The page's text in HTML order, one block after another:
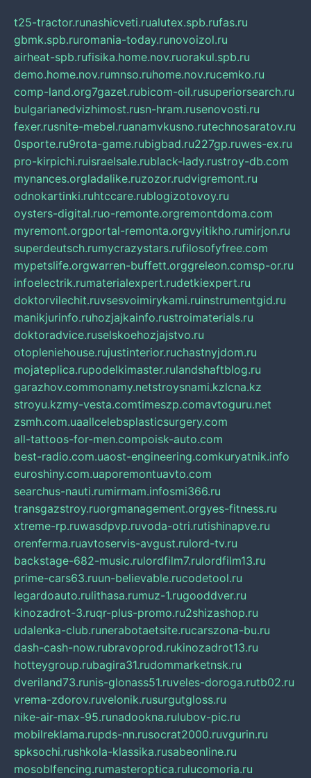
t25-tractor.runashicveti.rualutex.spb.rufas.ru
gbmk.spb.ruromania-today.runovoizol.ru
airheat-spb.rufisika.home.nov.ruorakul.spb.ru
demo.home.nov.rumnso.ruhome.nov.rucemko.ru
comp-land.org7gazet.rubicom-oil.rusuperiorsearch.ru
bulgarianedvizhimost.rusn-hram.rusenovosti.ru
fexer.rusnite-mebel.ruanamvkusno.rutechnosaratov.ru
0sporte.ru9rota-game.rubigbad.ru227gp.ruwes-ex.ru
pro-kirpichi.ruisraelsale.rublack-lady.rustroy-db.com
mynances.orgladalike.ruzozor.rudvigremont.ru
odnokartinki.ruhtccare.rublogizotovoy.ru
oysters-digital.ruo-remonte.orgremontdoma.com
myremont.orgportal-remonta.orgvyitikho.rumirjon.ru
superdeutsch.rumycrazystars.rufilosofyfree.com
mypetslife.orgwarren-buffett.orggreleon.comsp-or.ru
infoelectrik.rumaterialexpert.rudetkiexpert.ru
doktorvilechit.ruvsesvoimirykami.ruinstrumentgid.ru
manikjurinfo.ruhozjajkainfo.rustroimaterials.ru
doktoradvice.ruselskoehozjajstvo.ru
otopleniehouse.rujustinterior.ruchastnyjdom.ru
mojateplica.rupodelkimaster.rulandshaftblog.ru
garazhov.commonamy.netstroysnami.kzlcna.kz
stroyu.kzmy-vesta.comtimeszp.comavtoguru.net
zsmh.com.uaallcelebsplasticsurgery.com
all-tattoos-for-men.compoisk-auto.com
best-radio.com.uaost-engineering.comkuryatnik.info
euroshiny.com.uaporemontuavto.com
searchus-nauti.rumirmam.infosmi366.ru
transgazstroy.ruorgmanagement.orgyes-fitness.ru
xtreme-rp.ruwasdpvp.ruvoda-otri.rutishinapve.ru
orenferma.ruavtoservis-avgust.rulord-tv.ru
backstage-682-music.rulordfilm7.rulordfilm13.ru
prime-cars63.ruun-believable.rucodetool.ru
legardoauto.rulithasa.rumuz-1.rugooddver.ru
kinozadrot-3.ruqr-plus-promo.ru2shizashop.ru
udalenka-club.runerabotaetsite.rucarszona-bu.ru
dash-cash-now.rubravoprod.rukinozadrot13.ru
hotteygroup.rubagira31.rudommarketnsk.ru
dveriland73.runis-glonass51.ruveles-doroga.rutb02.ru
vrema-zdorov.ruvelonik.rusurgutgloss.ru
nike-air-max-95.runadookna.rulubov-pic.ru
mobilreklama.rupds-nn.rusocrat2000.ruvgurin.ru
spksochi.rushkola-klassika.rusabeonline.ru
mosoblfencing.rumasteroptica.rulucomoria.ru